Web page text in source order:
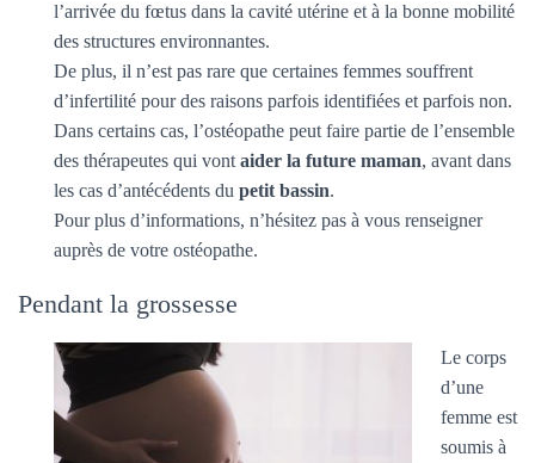
l’arrivée du fœtus dans la cavité utérine et à la bonne mobilité
des structures environnantes.
De plus, il n’est pas rare que certaines femmes souffrent
d’infertilité pour des raisons parfois identifiées et parfois non.
Dans certains cas, l’ostéopathe peut faire partie de l’ensemble
des thérapeutes qui vont aider la future maman, avant dans
les cas d’antécédents du petit bassin.
Pour plus d’informations, n’hésitez pas à vous renseigner
auprès de votre ostéopathe.
Pendant la grossesse
Le corps
d’une
femme est
soumis à